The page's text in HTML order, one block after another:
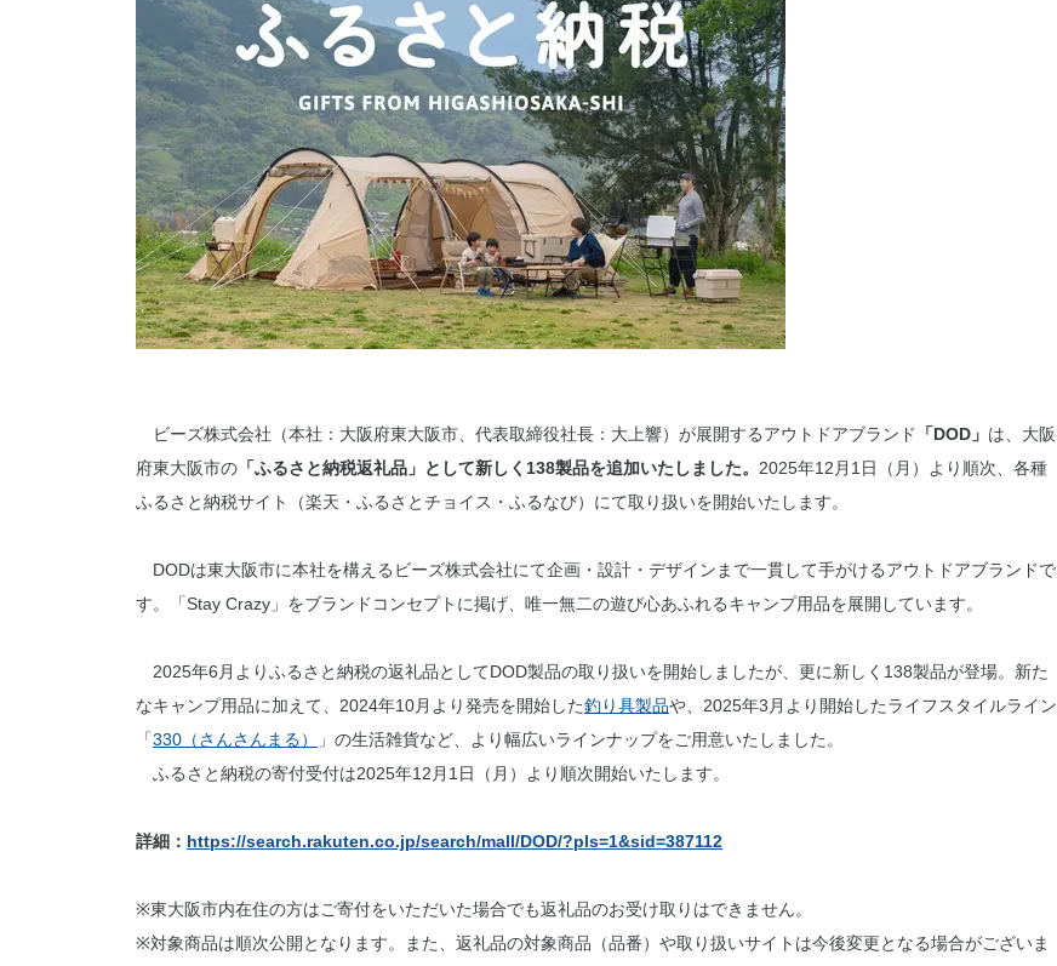
ビーズ株式会社（本社：大阪府東大阪市、代表取締役社長：大上響）が展開するアウトドアブランド 「DOD」 は、大阪
府東大阪市の 「ふるさと納税返礼品」として新しく138製品を追加いたしました。 2025年12月1日（月）より順次、各種
ふるさと納税サイト（楽天・ふるさとチョイス・ふるなび）にて取り扱いを開始いたします。
DODは東大阪市に本社を構えるビーズ株式会社にて企画・設計・デザインまで一貫して手がけるアウトドアブランドで
す。「Stay Crazy」をブランドコンセプトに掲げ、唯一無二の遊び心あふれるキャンプ用品を展開しています。
2025年6月よりふるさと納税の返礼品としてDOD製品の取り扱いを開始しましたが、更に新しく138製品が登場。新た
なキャンプ用品に加えて、2024年10月より発売を開始した釣り具製品や、2025年3月より開始したライフスタイルライン
「330（さんさんまる）
」の生活雑貨など、より幅広いラインナップをご用意いたしました。
ふるさと納税の寄付受付は2025年12月1日（月）より順次開始いたします。
詳細： https://search.rakuten.co.jp/search/mall/DOD/?pls=1&sid=387112
※東大阪市内在住の方はご寄付をいただいた場合でも返礼品のお受け取りはできません。
※対象商品は順次公開となります。また、返礼品の対象商品（品番）や取り扱いサイトは今後変更となる場合がございま